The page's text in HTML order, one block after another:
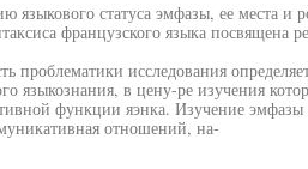
языкового статуса эмфазы, ее места и
французского языка посвящена
проблематики исследования
языкознания, в цену-ре изучения
функции яэнка. Изучение эмфазы
отношений, на-